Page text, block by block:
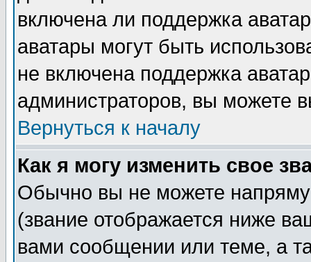
включена ли поддержка
аватары могут быть
не включена поддержка
администраторов, вы можете
Вернуться к началу
Как я могу изменить свое
Обычно вы не можете
(звание отображается ниже
вами сообщении или теме, а